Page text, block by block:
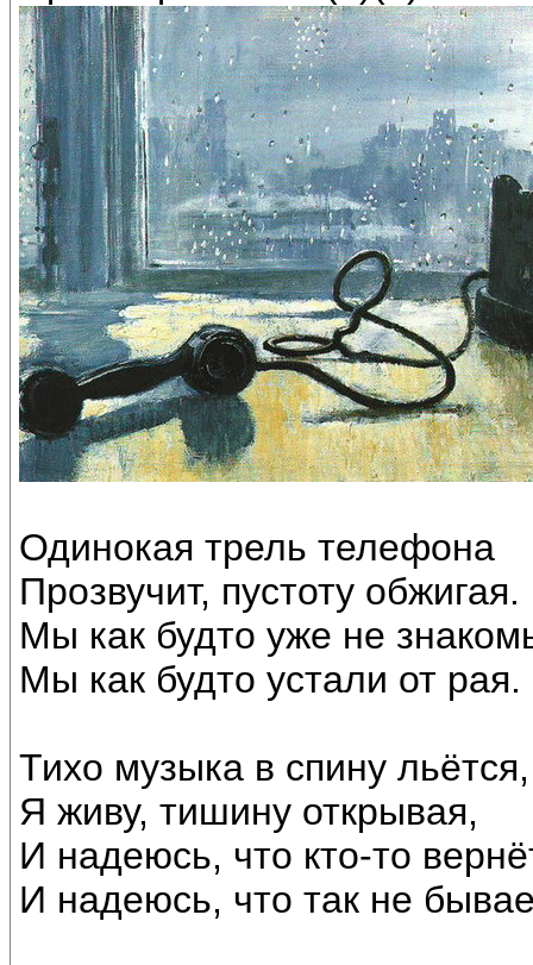
Одинокая трель телефона
Прозвучит, пустоту обжигая.
Мы как будто уже не
Мы как будто устали от рая.
Тихо музыка в спину льётся,
Я живу, тишину открывая,
И надеюсь, что кто-то
И надеюсь, что так не